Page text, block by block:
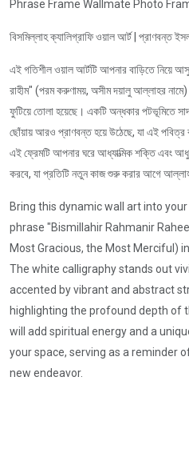
Phrase Frame Wallmate Photo
বিসমিল্লাহ ক্যালিগ্রাফি ওয়াল আর্ট | প্রাণবন্ত
এই গতিশীল ওয়াল আর্টটি আপনার বাড়িতে নিয়ে
রাহীম" (পরম করুণাময়, অসীম দয়ালু আল্লাহর
ফুটিয়ে তোলা হয়েছে। একটি অন্ধকার পটভূমিতে
ছোঁয়ায় আরও প্রাণবন্ত হয়ে উঠেছে, যা এই পবিত্র
এই ফ্রেমটি আপনার ঘরে আধ্যাত্মিক শক্তি এবং
করবে, যা প্রতিটি নতুন কাজ শুরু করার আগে
Bring this dynamic wall art into
phrase "Bismillahir Rahmanir
Most Gracious, the Most Merciful)
The white calligraphy stands out
accented by vibrant and abstract
highlighting the profound depth of
will add spiritual energy and a
your space, serving as a reminder
new endeavor.